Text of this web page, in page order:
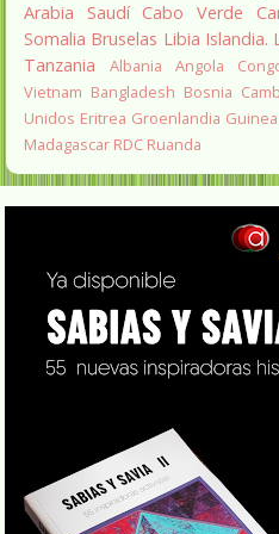
Arabia Saudí Cabo Verde
Somalia Bruselas Libia Islandia.
Tanzania
Albania Angola
Vietnam Bangladesh Bosnia
Unidos Eritrea Groenlandia
Madagascar RDC Ruanda